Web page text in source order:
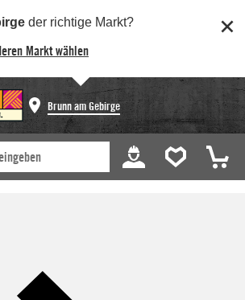
der richtige Markt?
Markt wählen
Brunn am Gebirge